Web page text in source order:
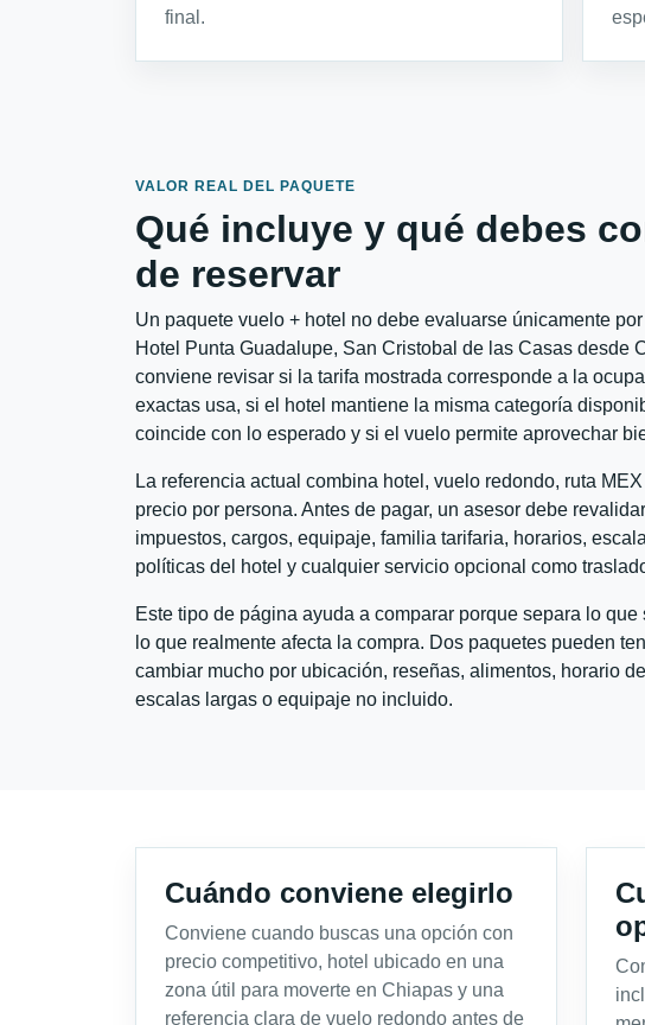
final.
VALOR REAL DEL PAQUETE
Qué incluye y qué debes
de reservar
Un paquete vuelo + hotel no debe evaluarse únicamente
Hotel Punta Guadalupe, San Cristobal de las Casas desde
conviene revisar si la tarifa mostrada corresponde a la
exactas usa, si el hotel mantiene la misma categoría
coincide con lo esperado y si el vuelo permite aprovechar
La referencia actual combina hotel, vuelo redondo, ruta
precio por persona. Antes de pagar, un asesor debe
impuestos, cargos, equipaje, familia tarifaria, horarios,
políticas del hotel y cualquier servicio opcional como
Este tipo de página ayuda a comparar porque separa lo
lo que realmente afecta la compra. Dos paquetes pueden
cambiar mucho por ubicación, reseñas, alimentos, horario
escalas largas o equipaje no incluido.
Cuándo conviene elegirlo
Conviene cuando buscas una opción con
precio competitivo, hotel ubicado en una
zona útil para moverte en Chiapas y una
referencia clara de vuelo redondo antes de